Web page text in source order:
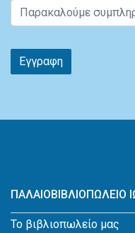
Εγγραφη
ΠΑΛΑΙΟΒΙΒΛΙΟΠΩΛΕΙΟ
Το βιβλιοπωλείο μας